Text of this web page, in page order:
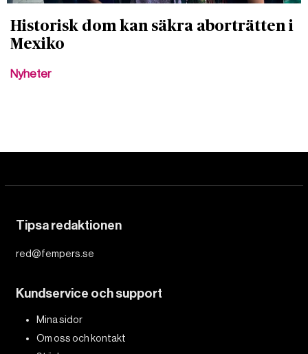
Historisk dom kan säkra aborträtten i
Mexiko
Nyheter
Tipsa redaktionen
red@fempers.se
Kundservice och support
Mina sidor
Om oss och kontakt